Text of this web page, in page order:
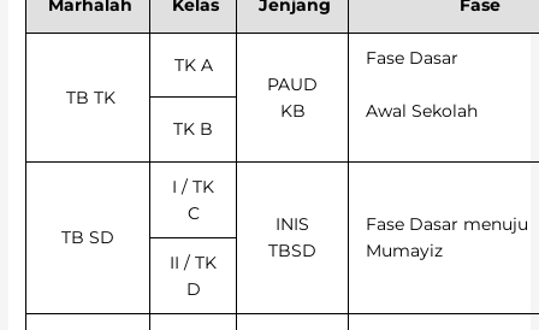
Marhalah Kelas Jenjang Fase
TB TK
TK A
PAUD
KB
Fase Dasar
Awal Sekolah
TK B
TB SD
I / TK
C
INIS
TBSD
Fase Dasar menuju
Mumayiz
II / TK
D